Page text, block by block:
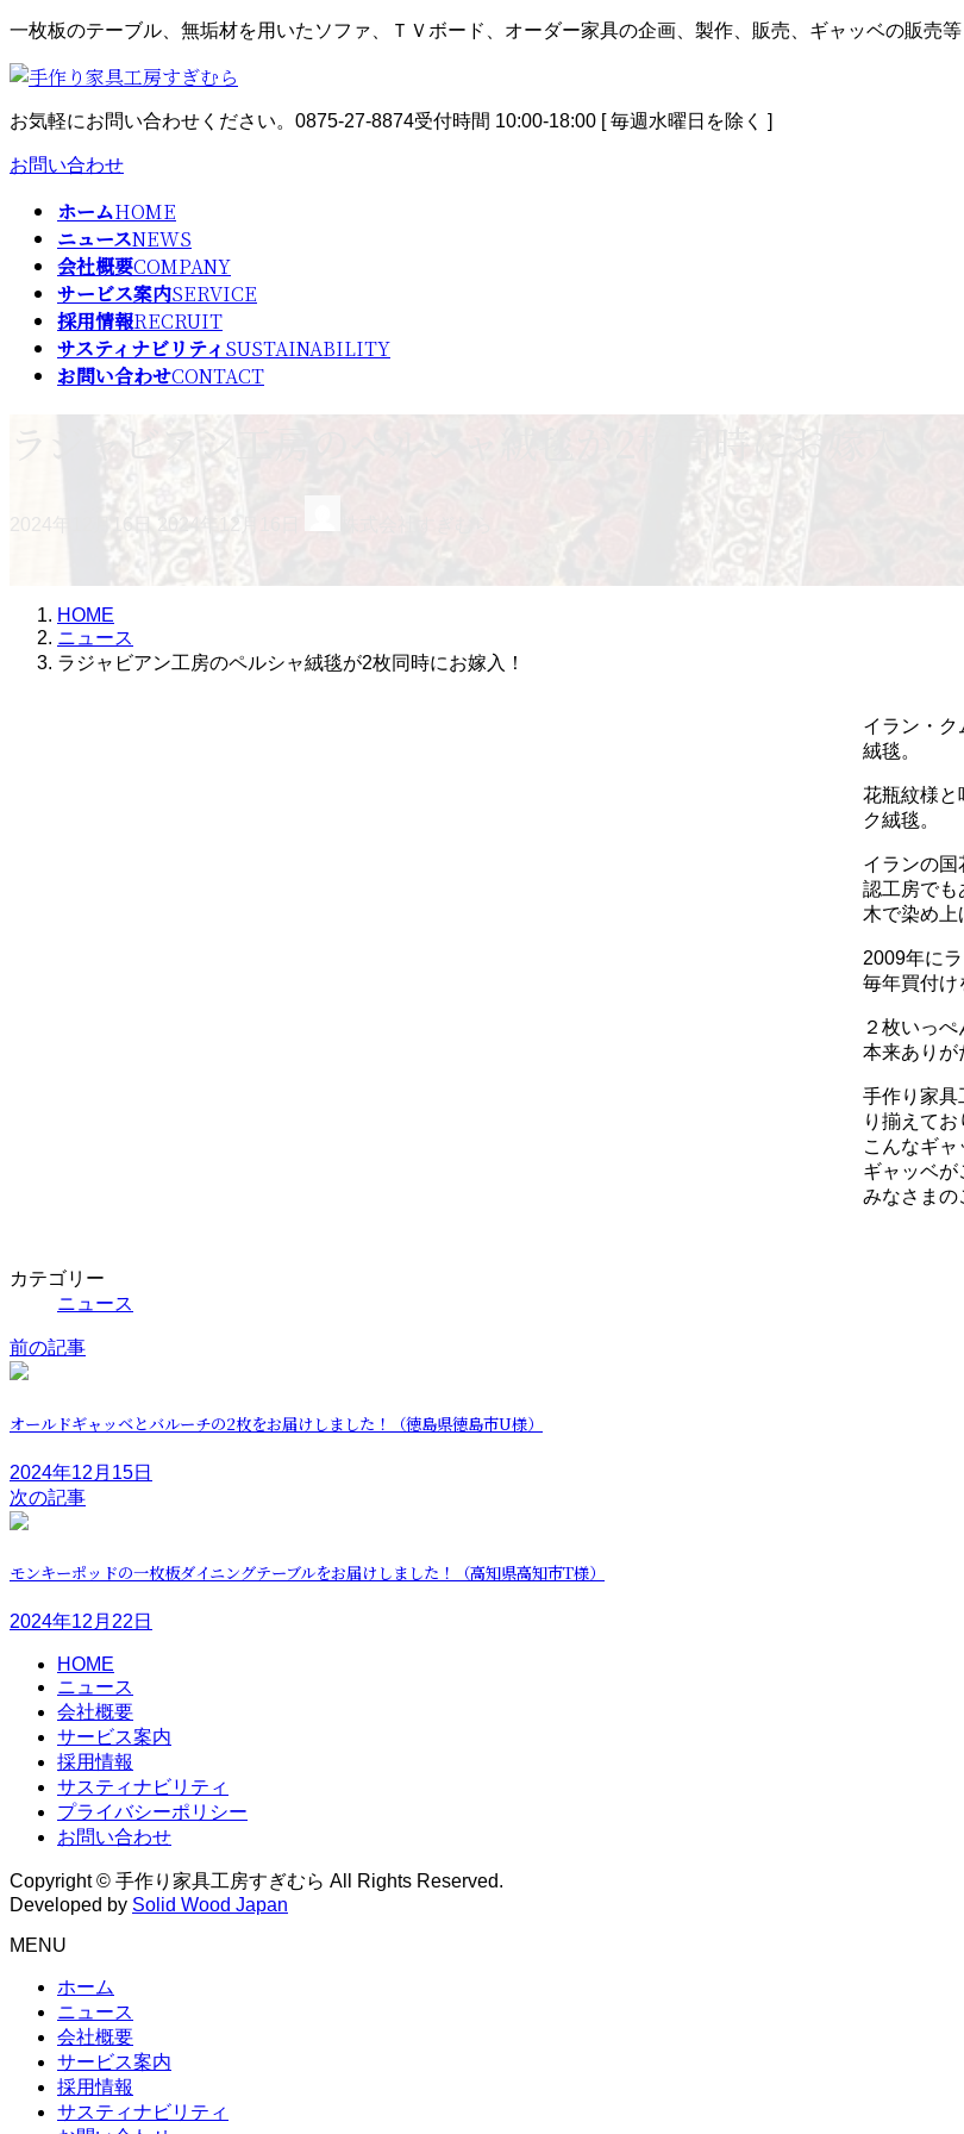
コ
テ
ツ
へ
ス
ナ
ゲ
シ
ョ
ン
一枚板のテーブル、無垢材を用いたソファ、ＴＶボード、オーダー家具の企画、製作、販売、ギャッベの販売等
お気軽にお問い合わせください。 0875-27-8874受付時間 10:00-18:00 [ 毎週水曜日を除く ]
お問い合わせ
ホームHOME
ニュースNEWS
会社概要COMPANY
サービス案内SERVICE
採用情報RECRUIT
サスティナビリティ SUSTAINABILITY
お問い合わせCONTACT
ラジャビアン工房のペルシャ絨毯が2枚同時にお嫁入！
2024年12月16日
終
:
2024年12月16日
HOME
ニュース
ラジャビアン工房のペルシャ絨毯が2枚同時にお嫁入！
イラン・ク
絨毯。
花瓶紋様と
ク絨毯。
イランの
認工房でも
木で染め上
2009年に
毎年買付け
２枚いっ
本来ありが
手作り家具
り揃えてお
こんなギ
ギャッベが
みなさまの
カテゴリー
ニュース
前の記事
オールドギャッベとバルーチの2枚をお届けしました！（徳島県徳島市U様）
2024年12月15日
次の記事
モンキーポッドの一枚板ダイニングテーブルをお届けしました！（高知県高知市T様）
2024年12月22日
HOME
ニュース
会社概要
サービス案内
採用情報
サスティナビリティ
プライバシーポリシー
お問い合わせ
Copyright © 手作り家具工房すぎむら All Rights Reserved.
Developed by Solid Wood Japan
MENU
ホーム
ニュース
会社概要
サービス案内
採用情報
サスティナビリティ